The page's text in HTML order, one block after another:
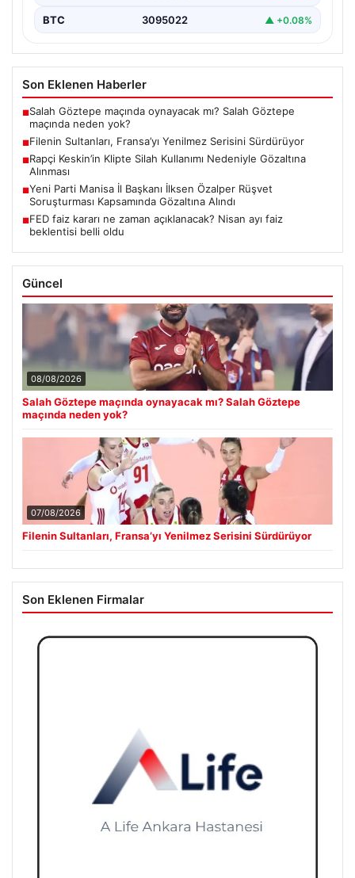
BTC 3095022 ▲ +0.08%
Son Eklenen Haberler
■Salah Göztepe maçında oynayacak mı? Salah Göztepe
maçında neden yok?
■Filenin Sultanları, Fransa’yı Yenilmez Serisini Sürdürüyor
■Rapçi Keskin’in Klipte Silah Kullanımı Nedeniyle Gözaltına
Alınması
■Yeni Parti Manisa İl Başkanı İlksen Özalper Rüşvet
Soruşturması Kapsamında Gözaltına Alındı
■FED faiz kararı ne zaman açıklanacak? Nisan ayı faiz
beklentisi belli oldu
Güncel
08/08/2026
Salah Göztepe maçında oynayacak mı? Salah Göztepe
maçında neden yok?
07/08/2026
Filenin Sultanları, Fransa’yı Yenilmez Serisini Sürdürüyor
Son Eklenen Firmalar